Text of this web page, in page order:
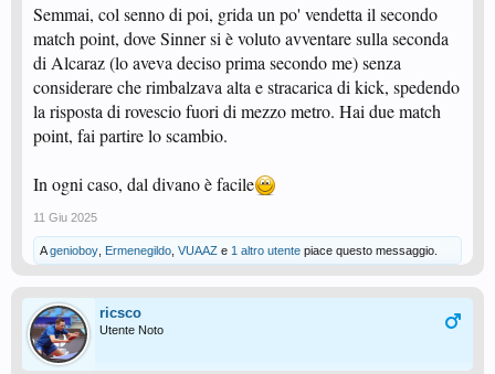
Semmai, col senno di poi, grida un po' vendetta il secondo
match point, dove Sinner si è voluto avventare sulla seconda
di Alcaraz (lo aveva deciso prima secondo me) senza
considerare che rimbalzava alta e stracarica di kick, spedendo
la risposta di rovescio fuori di mezzo metro. Hai due match
point, fai partire lo scambio.
In ogni caso, dal divano è facile
11 Giu 2025
Agenioboy Ermenegildo VUAAZ e 1 altro utente piace questo messaggio.
ricsco
Utente Noto